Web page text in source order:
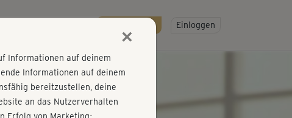
Gratis testen! Einloggen
×
Informationen auf deinem
Informationen auf deinem
bereitzustellen, deine
an das Nutzerverhalten